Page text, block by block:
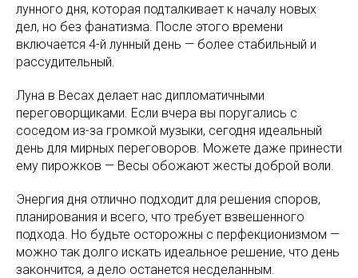
лунного дня, которая подталкивает к началу новых
дел, но без фанатизма. После этого времени
включается 4-й лунный день — более стабильный и
рассудительный.
Луна в Весах делает нас дипломатичными
переговорщиками. Если вчера вы поругались с
соседом из-за громкой музыки, сегодня идеальный
день для мирных переговоров. Можете даже принести
ему пирожков — Весы обожают жесты доброй воли.
Энергия дня отлично подходит для решения споров,
планирования и всего, что требует взвешенного
подхода. Но будьте осторожны с перфекционизмом —
можно так долго искать идеальное решение, что день
закончится, а дело останется несделанным.